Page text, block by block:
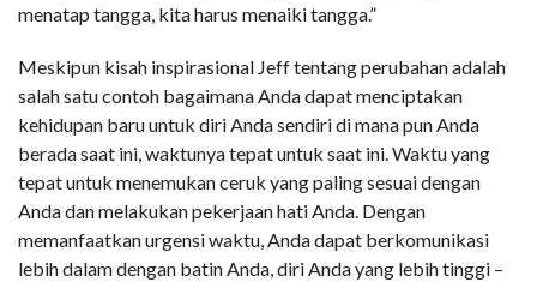
menatap tangga, kita harus menaiki tangga.”
Meskipun kisah inspirasional Jeff tentang perubahan adalah
salah satu contoh bagaimana Anda dapat menciptakan
kehidupan baru untuk diri Anda sendiri di mana pun Anda
berada saat ini, waktunya tepat untuk saat ini. Waktu yang
tepat untuk menemukan ceruk yang paling sesuai dengan
Anda dan melakukan pekerjaan hati Anda. Dengan
memanfaatkan urgensi waktu, Anda dapat berkomunikasi
lebih dalam dengan batin Anda, diri Anda yang lebih tinggi –